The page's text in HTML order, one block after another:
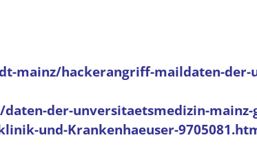
mainz/hackerangriff-maildaten-der-
der-unversitaetsmedizin-mainz-
und-Krankenhaeuser-